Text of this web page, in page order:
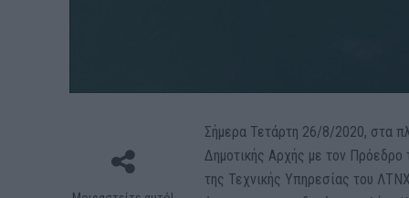
Σήμερα Τετάρτη 26/8/2020, στα
Δημοτικής Αρχής με τον Πρόεδρο
της Τεχνικής Υπηρεσίας του